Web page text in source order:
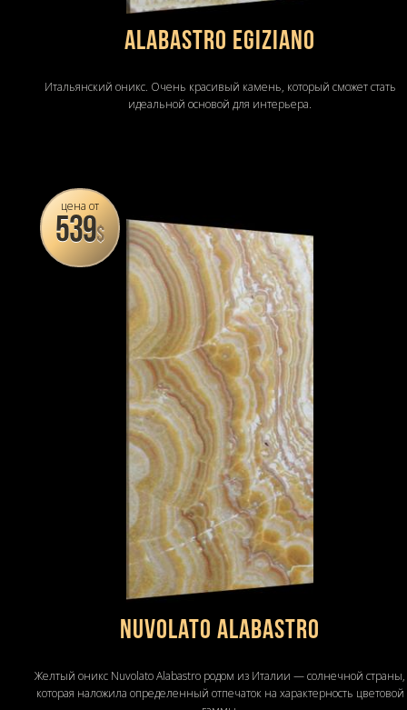
ALABASTRO EGIZIANO
Итальянский оникс. Очень красивый камень, который сможет стать
идеальной основой для интерьера.
цена от
539$
Nuvolato Alabastro
Желтый оникс Nuvolato Alabastro родом из Италии — солнечной страны,
которая наложила определенный отпечаток на характерность цветовой